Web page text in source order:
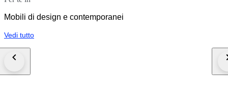
Mobili di design e contemporanei
Vedi tutto